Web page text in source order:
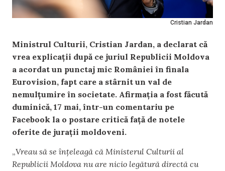
Cristian Jardan
Ministrul Culturii, Cristian Jardan, a declarat că
vrea explicații după ce juriul Republicii Moldova
a acordat un punctaj mic României în finala
Eurovision, fapt care a stârnit un val de
nemulțumire în societate. Afirmația a fost făcută
duminică, 17 mai, într-un comentariu pe
Facebook la o postare critică față de notele
oferite de jurații moldoveni.
„Vreau să se înțeleagă că Ministerul Culturii al
Republicii Moldova nu are nicio legătură directă cu